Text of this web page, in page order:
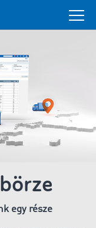
egy része